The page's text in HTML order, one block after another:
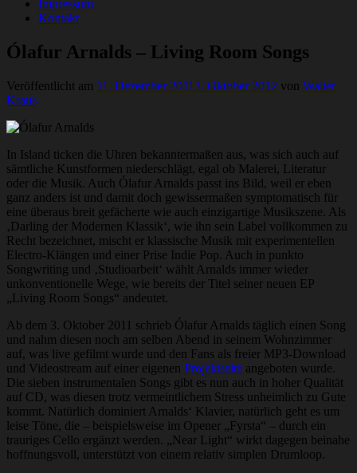
Impressum
Kontakt
Ólafur Arnalds – Living Room Songs
Veröffentlicht am 11. Dezember 20113. Oktober 2012 von Walter
Kraus
In Island ticken die Uhren bekanntermaßen aus, was sich auch auf
sämtliche Kunstformen niederschlägt, egal ob Malerei, Literatur
oder die Musik. Auch Ólafur Arnalds passt ins Bild, weil er eben
ganz anders ist und damit doch gewissermaßen symptomatisch für
eine überaus breit gefächerte wie auch einzigartige Musikszene. Als
‚Darling der Modernen Klassik‘, wie ihn sein Label vollkommen zu
Recht bezeichnet, mischt er klassische Musik mit experimentellen
Electro-Klängen und einer Prise Indie Pop. Auch in punkto
Songwriting und ‚Studioarbeit‘ wählt Arnalds immer wieder
unkonventionelle Wege, wie bereits der Titel seiner neuen EP
„Living Room Songs“ andeutet.
Ab dem 3. Oktober 2011 schrieb Ólafur Arnalds täglich einen Song
und nahm diesen noch am selben Abend in seinem Wohnzimmer
auf, was live gefilmt wurde und den Fans als freier MP3-Download
und Videostream auf einer eigenen Projektseite angeboten wurde.
Die sieben instrumentalen Songs gibt es nun auch in hoher Qualität
auf CD, was diesen trotz vermeintlichem Stress unheimlich zu Gute
kommt. Natürlich dominiert Arnalds‘ Klavier, natürlich geht es um
leise Töne, die – beispielsweise im Opener „Fyrsta“ – durch ein
trauriges Cello ergänzt werden. „Near Light“ wirkt dagegen beinahe
hoffnungsvoll, unterstützt von einem relativ simplen Drumloop.